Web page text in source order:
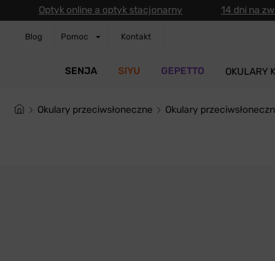
Optyk online a optyk stacjonarny 14 dni na
Blog Pomoc Kontakt
SENJA SIYU GEPETTO OKULARY
Okulary przeciwsłoneczne Okulary